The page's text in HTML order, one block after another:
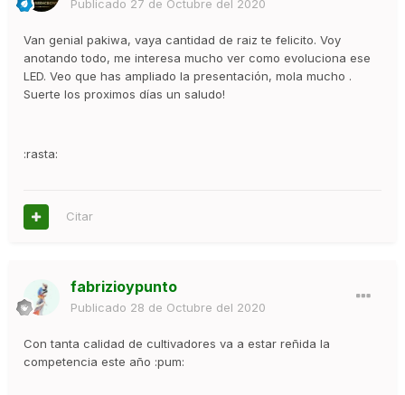
Publicado 27 de Octubre del 2020
Van genial pakiwa, vaya cantidad de raiz te felicito. Voy
anotando todo, me interesa mucho ver como evoluciona ese
LED. Veo que has ampliado la presentación, mola mucho .
Suerte los proximos días un saludo!
:rasta:
Citar
fabrizioypunto
Publicado 28 de Octubre del 2020
Con tanta calidad de cultivadores va a estar reñida la
competencia este año :pum: